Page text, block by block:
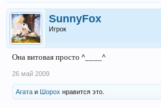
SunnyFox
Игрок
Она витовая просто ^____^
26 май 2009
Агата и Шорох нравится это.